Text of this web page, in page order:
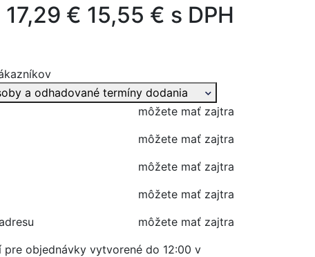
17,29 € 15,55 € s DPH
a odhadované termíny dodania
môžete mať zajtra
môžete mať zajtra
môžete mať zajtra
môžete mať zajtra
môžete mať zajtra
objednávky vytvorené do 12:00 v